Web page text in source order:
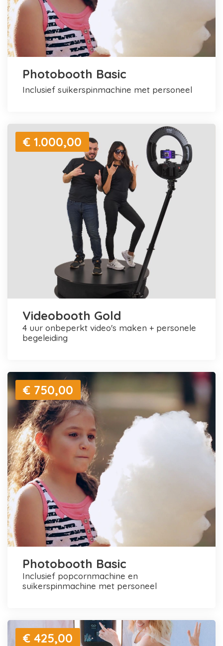
Photobooth Basic
inclusief suikerspinmachine met personeel
€ 1.000,00
Videobooth Gold
4 uur onbeperkt video's maken + personele
begeleiding
€ 750,00
Photobooth Basic
inclusief popcornmachine en
suikerspinmachine met personeel
€ 425,00